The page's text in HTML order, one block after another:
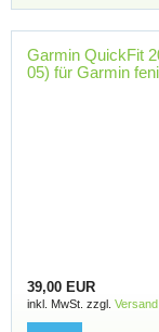
Garmin QuickFit
05) für Garmin
39,00 EUR
inkl. MwSt. zzgl. Versand